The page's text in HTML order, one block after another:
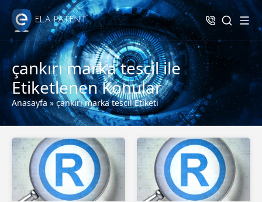
çankırı marka tescil ile
Etiketlenen Konular
Anasayfa»çankırı marka tescil Etiketi